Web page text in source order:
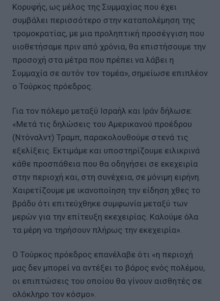
Κορυφής, ως μέλος της Συμμαχίας που έχει
συμβάλει περισσότερο στην καταπολέμηση της
τρομοκρατίας, με μια προληπτική προσέγγιση που
υιοθετήσαμε πριν από χρόνια, θα επιστήσουμε την
προσοχή στα μέτρα που πρέπει να λάβει η
Συμμαχία σε αυτόν τον τομέα», σημείωσε επιπλέον
ο Τούρκος πρόεδρος.
Για τον πόλεμο μεταξύ Ισραήλ και Ιράν δήλωσε:
«Μετά τις δηλώσεις του Αμερικανού προέδρου
(Ντόναλντ) Τραμπ, παρακολουθούμε στενά τις
εξελίξεις. Εκτιμάμε και υποστηρίζουμε ειλικρινά
κάθε προσπάθεια που θα οδηγήσει σε εκεχειρία
στην περιοχή και, στη συνέχεια, σε μόνιμη ειρήνη.
Χαιρετίζουμε με ικανοποίηση την είδηση χθες το
βράδυ ότι επιτεύχθηκε συμφωνία μεταξύ των
μερών για την επίτευξη εκεχειρίας. Καλούμε όλα
τα μέρη να τηρήσουν πλήρως την εκεχειρία».
Ο Τούρκος πρόεδρος επανέλαβε ότι «η περιοχή
μας δεν μπορεί να αντέξει το βάρος ενός πολέμου,
οι επιπτώσεις του οποίου θα γίνουν αισθητές σε
ολόκληρο τον κόσμο».